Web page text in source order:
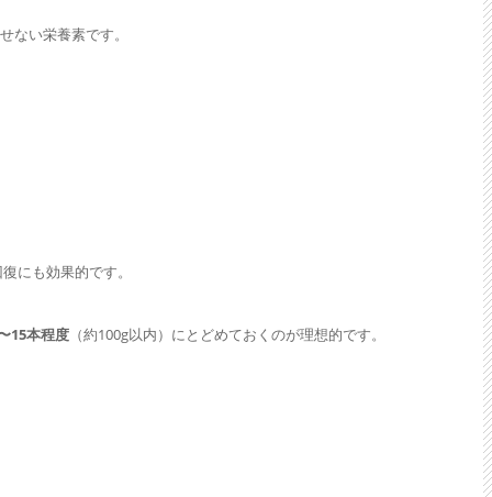
い栄養素です。
にも効果的です。
15本程度 （約100g以内）にとどめておくのが理想的です。